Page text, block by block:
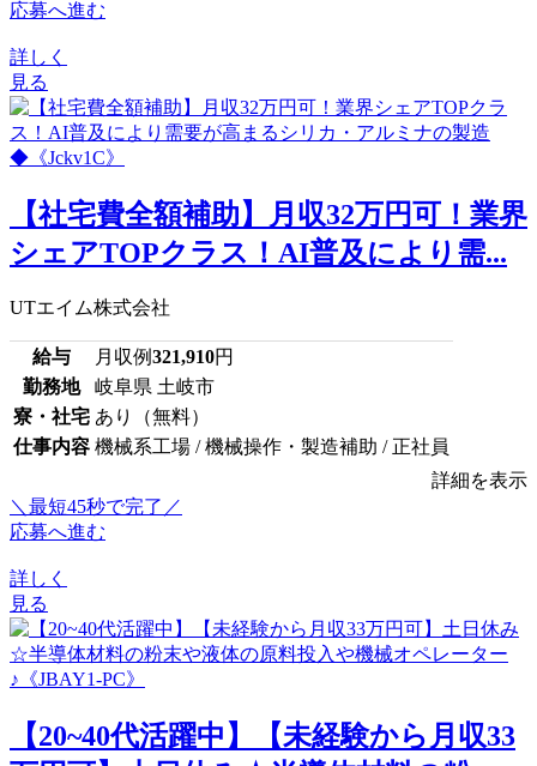
応募へ進む
詳しく
見る
【社宅費全額補助】月収32万円可！業界
シェアTOPクラス！AI普及により需...
UTエイム株式会社
給与 月収例321,910円
勤務地
岐阜県 土岐市
寮・社宅 あり（無料）
仕事内容 機械系工場 / 機械操作・製造補助 / 正社員
詳細を表示
＼最短45秒で完了／
応募へ進む
詳しく
見る
【20~40代活躍中】【未経験から月収33